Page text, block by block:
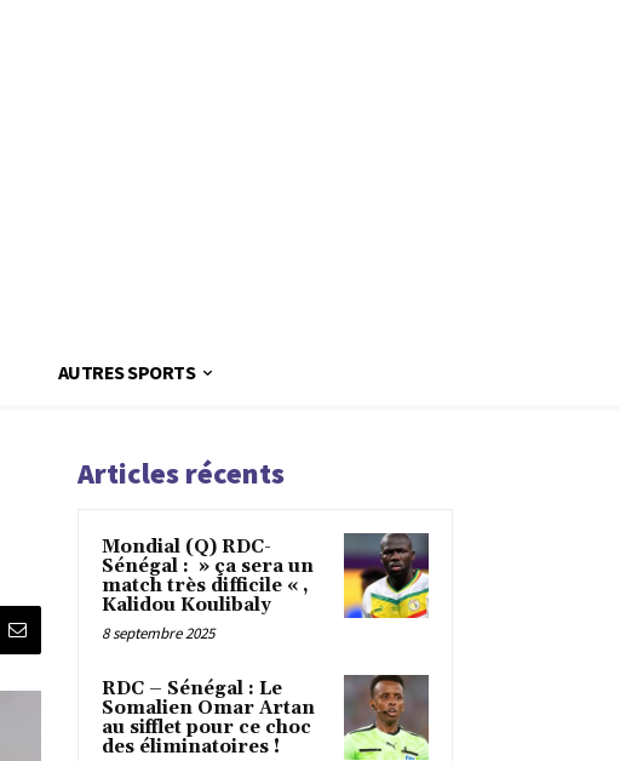
AUTRES SPORTS
Articles récents
Mondial (Q) RDC-
Sénégal : » ça sera un
match très difficile « ,
Kalidou Koulibaly
8 septembre 2025
RDC – Sénégal : Le
Somalien Omar Artan
au sifflet pour ce choc
des éliminatoires !